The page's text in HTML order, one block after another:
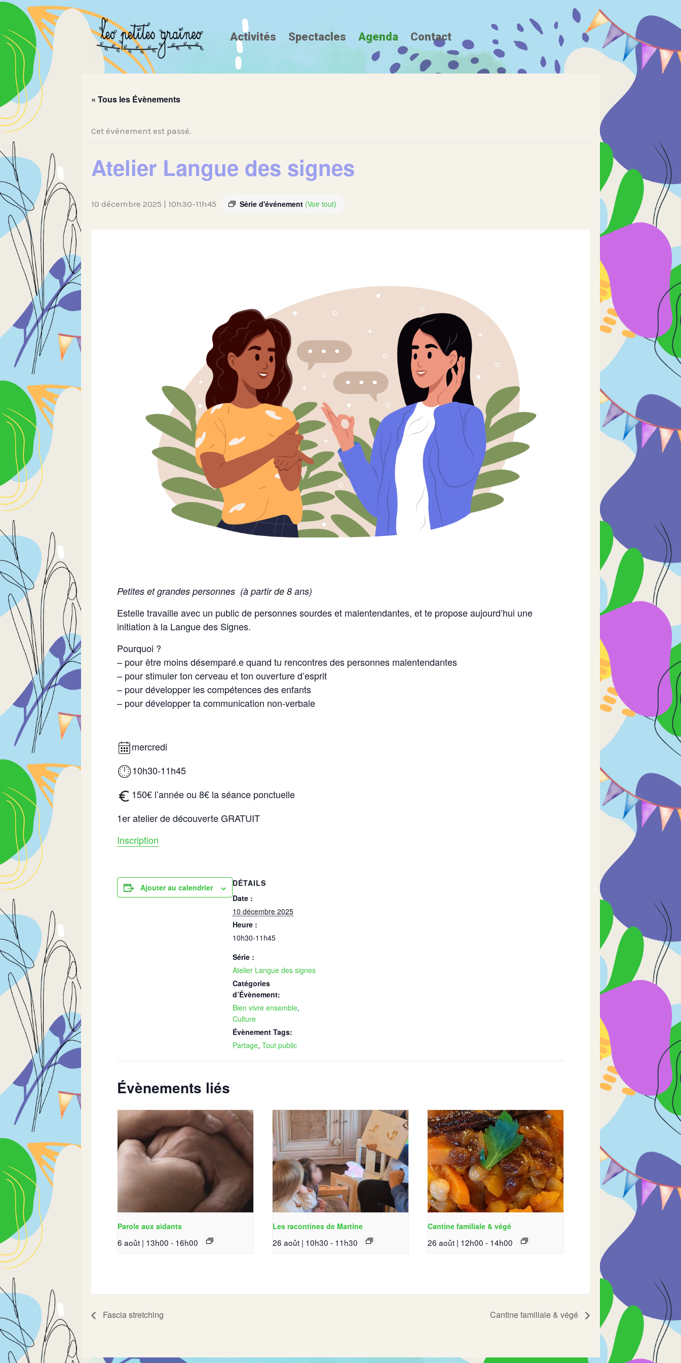
Aller
contenu
Activités Spectacles Agenda Contact
« Tous les Évènements
Cet évènement est passé.
Atelier Langue des signes
10 décembre 2025 | 10h30-11h45 Série d'événement (Voir tout)
Petites et grandes personnes (à partir de 8 ans)
Estelle travaille avec un public de personnes sourdes et malentendantes, et te propose aujourd’hui une
initiation à la Langue des Signes.
Pourquoi ?
– pour être moins désemparé.e quand tu rencontres des personnes malentendantes
– pour stimuler ton cerveau et ton ouverture d’esprit
– pour développer les compétences des enfants
– pour développer ta communication non-verbale
mercredi
10h30-11h45
150€ l’année ou 8€ la séance ponctuelle
1er atelier de découverte GRATUIT
Inscription
Ajouter au calendrier
DÉTAILS
Date :
10 décembre 2025
Heure :
10h30-11h45
Série :
Atelier Langue des signes
Catégories
d’Évènement:
Bien vivre ensemble,
Culture
Évènement Tags:
Partage, Tout public
Évènements liés
Parole aux aidants
6 août | 13h00 - 16h00
Les racontines de Martine
26 août | 10h30 - 11h30
Cantine familiale & végé
26 août | 12h00 - 14h00
Fascia stretching Cantine familiale & végé